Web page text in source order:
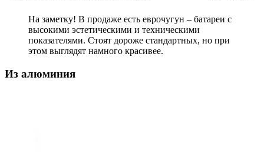
На заметку! В продаже есть еврочугун – батареи с
высокими эстетическими и техническими
показателями. Стоят дороже стандартных, но при
этом выглядят намного красивее.
Из алюминия